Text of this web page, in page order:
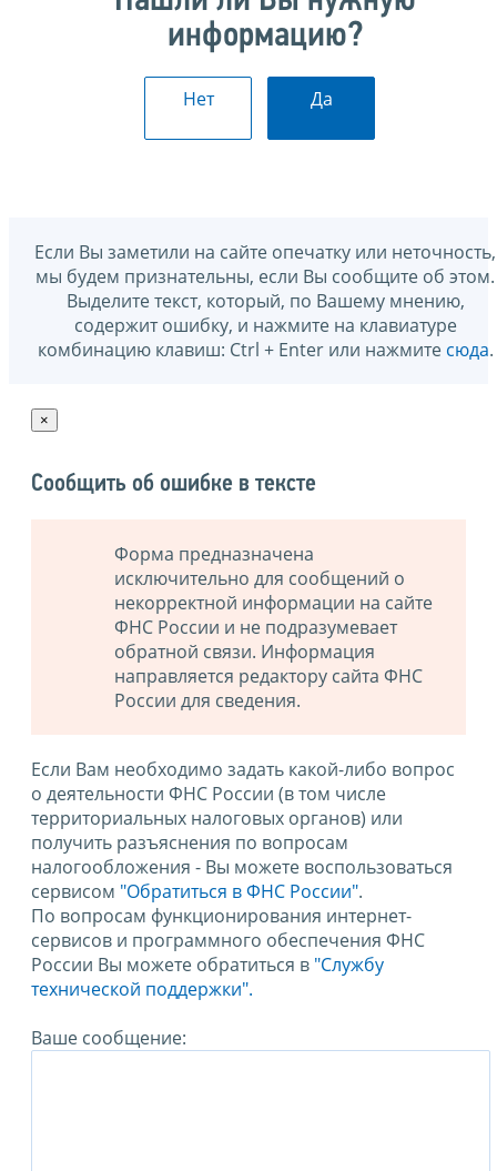
информацию?
Нет Да
Если Вы заметили на сайте опечатку или неточность,
мы будем признательны, если Вы сообщите об этом.
Выделите текст, который, по Вашему мнению,
содержит ошибку, и нажмите на клавиатуре
комбинацию клавиш: Ctrl + Enter или нажмите сюда.
×
Сообщить об ошибке в тексте
Форма предназначена
исключительно для сообщений о
некорректной информации на сайте
ФНС России и не подразумевает
обратной связи. Информация
направляется редактору сайта ФНС
России для сведения.
Если Вам необходимо задать какой-либо вопрос
о деятельности ФНС России (в том числе
территориальных налоговых органов) или
получить разъяснения по вопросам
налогообложения - Вы можете воспользоваться
сервисом "Обратиться в ФНС России".
По вопросам функционирования интернет-
сервисов и программного обеспечения ФНС
России Вы можете обратиться в "Службу
технической поддержки".
Ваше сообщение: